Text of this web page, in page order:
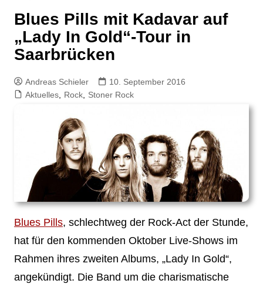
Blues Pills mit Kadavar auf
„Lady In Gold“-Tour in
Saarbrücken
Andreas Schieler
10. September 2016
Aktuelles, Rock, Stoner Rock
Blues Pills, schlechtweg der Rock-Act der Stunde,
hat für den kommenden Oktober Live-Shows im
Rahmen ihres zweiten Albums, „Lady In Gold“,
angekündigt. Die Band um die charismatische